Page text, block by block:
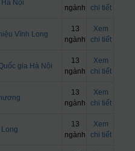
Hà Nội
ngành
chi tiết
Vĩnh Long
13
ngành
Xem
chi tiết
gia Hà Nội
13
ngành
Xem
chi tiết
13
ngành
Xem
chi tiết
13
ngành
Xem
chi tiết